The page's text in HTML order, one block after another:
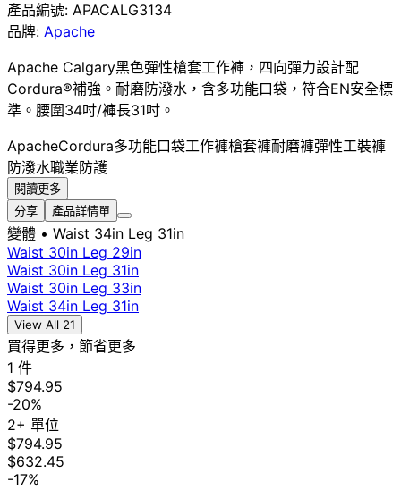
產品編號: APACALG3134
品牌: Apache
Apache Calgary黑色彈性槍套工作褲，四向彈力設計配
Cordura®補強。耐磨防潑水，含多功能口袋，符合EN安全標
準。腰圍34吋/褲長31吋。
ApacheCordura多功能口袋工作褲槍套褲耐磨褲彈性工裝褲
防潑水職業防護
閱讀更多
分享
產品詳情單
變體 • Waist 34in Leg 31in
Waist 30in Leg 29in
Waist 30in Leg 31in
Waist 30in Leg 33in
Waist 34in Leg 31in
View All 21
買得更多，節省更多
1 件
$794.95
-20%
2+ 單位
$794.95
$632.45
-17%